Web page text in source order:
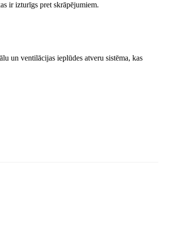
ir izturīgs pret skrāpējumiem.
un ventilācijas ieplūdes atveru sistēma, kas